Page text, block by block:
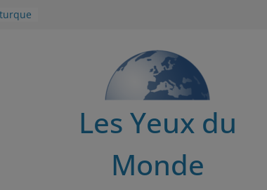
Les Yeux du
Monde